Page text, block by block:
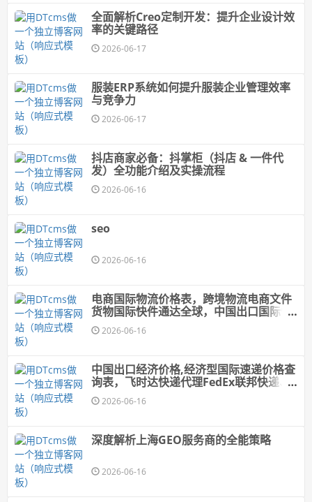
全面解析Creo定制开发：提升企业设计效
率的关键路径
2026-06-17
服装ERP系统如何提升服装企业管理效率
与竞争力
2026-06-17
抖店商家必备：抖掌柜（抖店 & 一件代
发）全功能介绍及实操流程
2026-06-16
seo
2026-06-16
电商国际物流价格表，跨境物流电商文件
货物国际快件通达全球，中国出口国际快
递价格1折优惠
2026-06-16
中国出口经济价格,经济型国际速递价格查
询表，飞时达快递代理FedEx联邦快递、
DHL、UPS、EMS航空SAL海运水陆路业
务2026-06-16
深度解析上海GEO服务商的全能策略
2026-06-16